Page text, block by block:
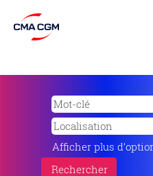
Afficher plus